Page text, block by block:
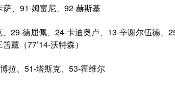
、91-姆富尼、92-赫斯基
29-德屈佩、24-卡迪奥卢、13-辛谢尔伍德、
薰（77’14-沃特森）
拉、51-塔斯克、53-霍维尔